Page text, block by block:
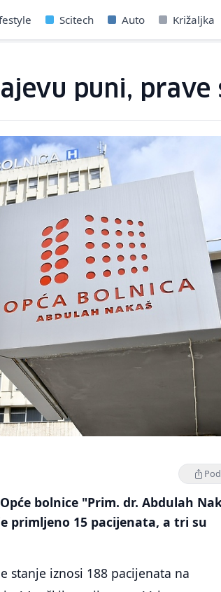
Scitech Auto Križaljka
puni,
bolnice "Prim. dr. Abdulah
primljeno 15 pacijenata, a tri su
stanje iznosi 188 pacijenata na